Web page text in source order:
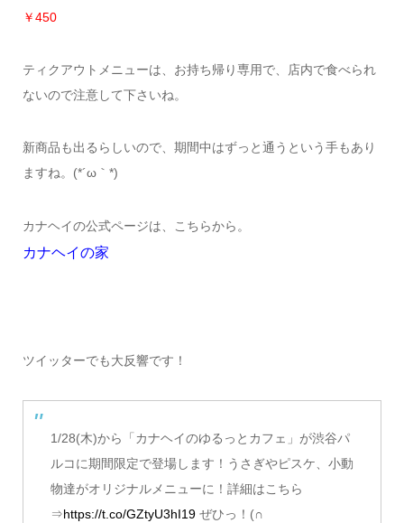
￥450
ティクアウトメニューは、お持ち帰り専用で、店内で食べられ
ないので注意して下さいね。
新商品も出るらしいので、期間中はずっと通うという手もあり
ますね。(*´ω｀*)
カナヘイの公式ページは、こちらから。
カナヘイの家
ツイッターでも大反響です！
1/28(木)から「カナヘイのゆるっとカフェ」が渋谷パ
ルコに期間限定で登場します！うさぎやピスケ、小動
物達がオリジナルメニューに！詳細はこちら
⇒https://t.co/GZtyU3hI19ぜひっ！(∩